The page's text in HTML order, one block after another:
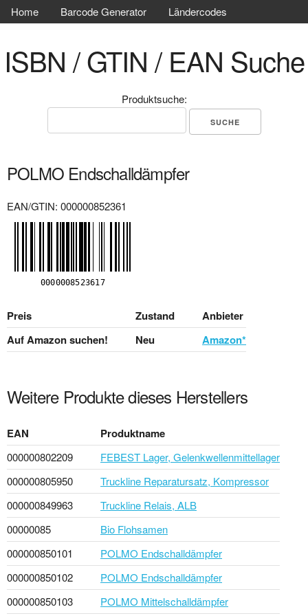
Home Barcode Generator Ländercodes
ISBN / GTIN / EAN Suche
Produktsuche:
POLMO Endschalldämpfer
EAN/GTIN: 000000852361
Preis Zustand
Anbieter
Auf Amazon suchen!
Neu Amazon*
Weitere Produkte dieses Herstellers
EAN Produktname
000000802209
FEBEST Lager, Gelenkwellenmittellager
000000805950
Truckline Reparatursatz, Kompressor
000000849963
Truckline Relais, ALB
00000085
Bio Flohsamen
000000850101
POLMO Endschalldämpfer
000000850102
POLMO Endschalldämpfer
000000850103
POLMO Mittelschalldämpfer